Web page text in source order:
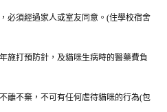
必須經過家人或室友同意。 (住學校宿舍
施打預防針，及貓咪生病時的醫藥費負
離不棄，不可有任何虐待貓咪的行為(包